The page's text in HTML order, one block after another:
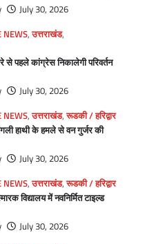
July 30, 2026
NEWS,उत्तराखंड,
पहले कांग्रेस निकालेगी परिवर्तन
July 30, 2026
NEWS,उत्तराखंड,रूडकी / हरिद्वार
हाथी के हमले से वन गुर्जर की
July 30, 2026
NEWS,उत्तराखंड,रूडकी / हरिद्वार
विद्यालय में नवनिर्मित टाइल्ड
July 30, 2026